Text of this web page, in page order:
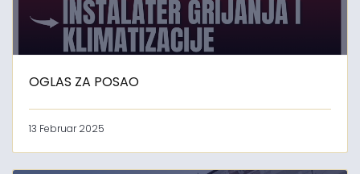
OGLAS ZA POSAO
13 Februar 2025